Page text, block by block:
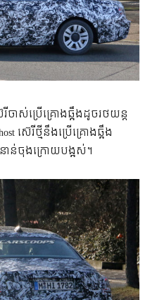
ចាស់ប្រើគ្រោងឆ្អឹងដូចរថយន្ត
ស៊េរីថ្មីនឹងប្រើគ្រោងឆ្អឹង
ន់ចុងក្រោយបង្អស់។